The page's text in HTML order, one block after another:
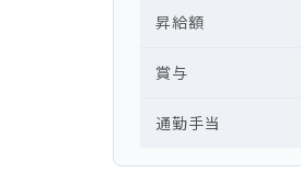
昇給額
賞与
通勤手当